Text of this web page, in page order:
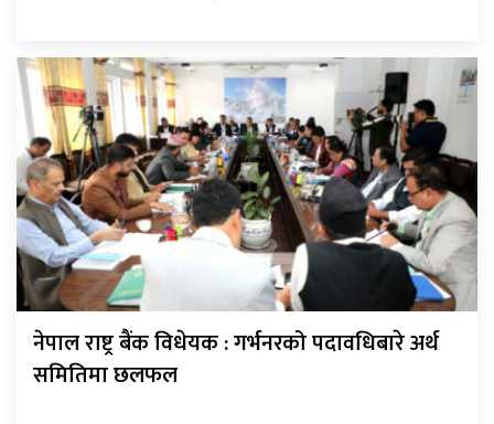
नेपाल राष्ट्र बैंक विधेयक : गर्भनरको पदावधिबारे अर्थ
समितिमा छलफल